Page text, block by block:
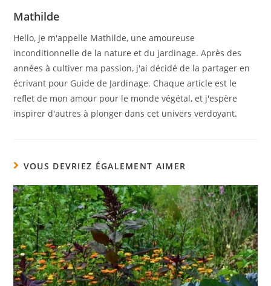
Mathilde
Hello, je m'appelle Mathilde, une amoureuse
inconditionnelle de la nature et du jardinage. Après des
années à cultiver ma passion, j'ai décidé de la partager en
écrivant pour Guide de Jardinage. Chaque article est le
reflet de mon amour pour le monde végétal, et j'espère
inspirer d'autres à plonger dans cet univers verdoyant.
VOUS DEVRIEZ ÉGALEMENT AIMER